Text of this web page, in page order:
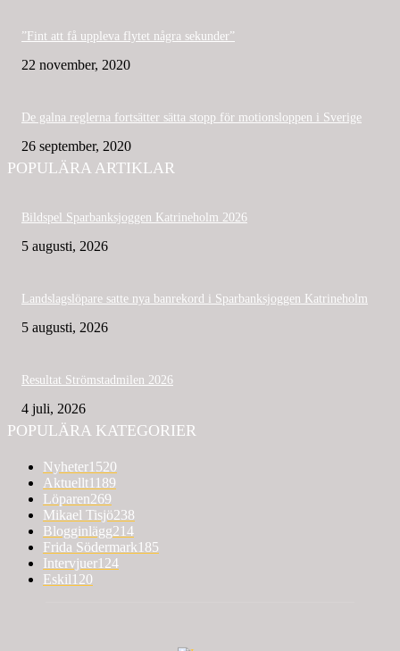
”Fint att få uppleva flytet några sekunder”
22 november, 2020
De galna reglerna fortsätter sätta stopp för motionsloppen i Sverige
26 september, 2020
POPULÄRA ARTIKLAR
Bildspel Sparbanksjoggen Katrineholm 2026
5 augusti, 2026
Landslagslöpare satte nya banrekord i Sparbanksjoggen Katrineholm
5 augusti, 2026
Resultat Strömstadmilen 2026
4 juli, 2026
POPULÄRA KATEGORIER
Nyheter1520
Aktuellt1189
Löparen269
Mikael Tisjö238
Blogginlägg214
Frida Södermark185
Intervjuer124
Eskil120